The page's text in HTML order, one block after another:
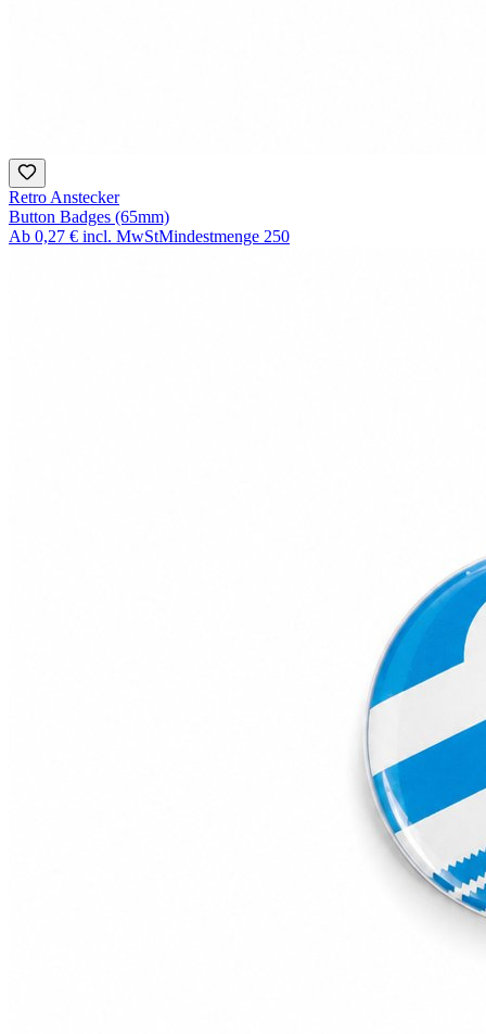
Retro Anstecker
Button Badges (65mm)
Ab 0,27 € incl. MwStMindestmenge 250